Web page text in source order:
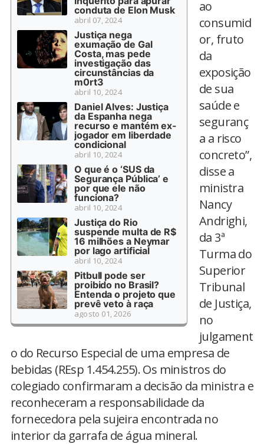
conduta de Elon Musk
abril 07, 2024
Justiça nega
exumação de Gal
Costa, mas pede
investigação das
circunstâncias da
m0rt3
abril 10, 2024
Daniel Alves: Justiça
da Espanha nega
recurso e mantém ex-
jogador em liberdade
condicional
abril 10, 2024
O que é o ‘SUS da
Segurança Pública’ e
por que ele não
funciona?
abril 10, 2024
Justiça do Rio
suspende multa de R$
16 milhões a Neymar
por lago artificial
abril 10, 2024
Pitbull pode ser
proibido no Brasil?
Entenda o projeto que
prevê veto à raça
agosto 01, 2026
ao
consumid
or, fruto
da
exposição
de sua
saúde e
seguranç
a a risco
concreto”,
disse a
ministra
Nancy
Andrighi,
da 3ª
Turma do
Superior
Tribunal
de Justiça,
no
julgament
o do Recurso Especial de uma empresa de
bebidas (REsp 1.454.255). Os ministros do
colegiado confirmaram a decisão da ministra e
reconheceram a responsabilidade da
fornecedora pela sujeira encontrada no
interior da garrafa de água mineral.